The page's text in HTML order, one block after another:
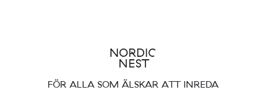
FÖR ALLA SOM ÄLSKAR ATT INREDA